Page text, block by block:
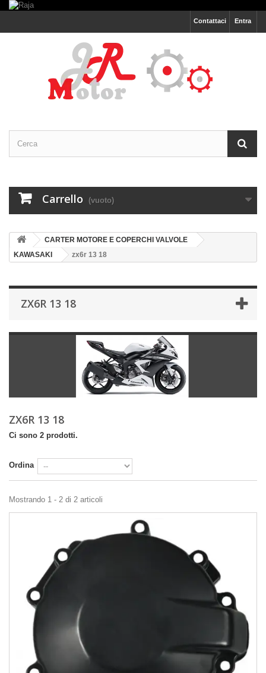
Entra
Contattaci
Carrello (vuoto)
CARTER MOTORE E COPERCHI VALVOLE
KAWASAKI
zx6r 13 18
ZX6R 13 18
ZX6R 13 18
Ci sono 2 prodotti.
Ordina
Mostrando 1 - 2 di 2 articoli